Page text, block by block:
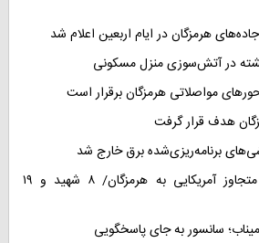
هرمزگان در ایام اربعین اعلام شد
مواصلاتی هرمزگان برقرار است
هدف قرار گرفت
برنامه‌ریزی‌شده برق خارج شد
ادامه حملات نیروهای متجاوز آمریکایی به هرمزگان/ ۸ شهید و ۱۹
سانسور به جای پاسخگویی